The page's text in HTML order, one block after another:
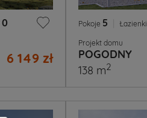
0
6 149 zł
Pokoje 5 Łazienki
Projekt domu
POGODNY
138 m2